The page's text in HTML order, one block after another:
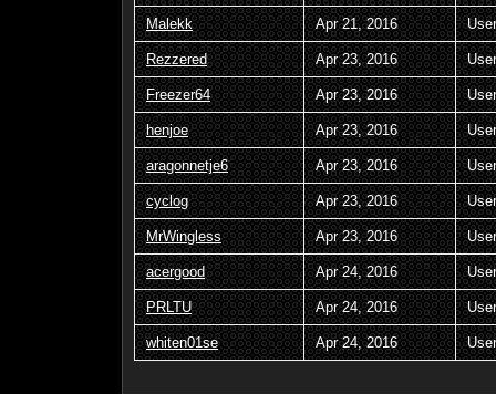
Malekk Apr 21, 2016 User
Rezzered Apr 23, 2016 User
Freezer64 Apr 23, 2016 User
henjoe Apr 23, 2016 User
aragonnetje6 Apr 23, 2016 User
cyclog Apr 23, 2016 User
MrWingless Apr 23, 2016 User
acergood Apr 24, 2016 User
PRLTU Apr 24, 2016 User
whiten01se Apr 24, 2016 User